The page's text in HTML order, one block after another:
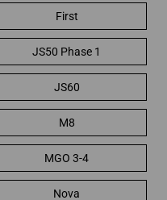
First
JS50 Phase 1
JS60
M8
MGO 3-4
Nova